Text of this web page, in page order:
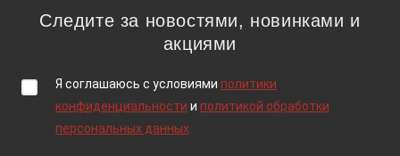
Следите за новостями, новинками и
акциями
Я соглашаюсь c условиями политики
конфиденциальности и политикой обработки
персональных данных